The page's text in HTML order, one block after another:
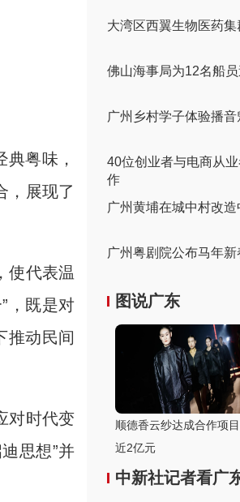
粤味，
，展现了
使代表温
，既是对
推动民间
对时代变
思想”并
大湾区西翼生物医药集
佛山海事局为12名船
广州乡村学子体验播
40位创业者与电商从
作
广州黄埔在城中村改
广州粤剧院公布马年新
图说广东
顺德香云纱达成合作项目
近2亿元
中新社记者看广